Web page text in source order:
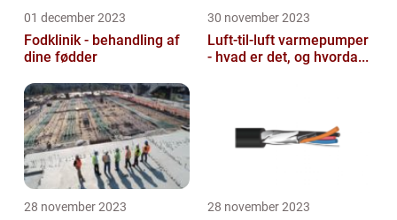
01 december 2023
Fodklinik - behandling af
dine fødder
30 november 2023
Luft-til-luft varmepumper
- hvad er det, og hvorda...
28 november 2023 28 november 2023